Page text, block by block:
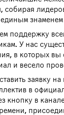
собирая
единым
поддержку
У нас
в которых вы
и весело
заявку
в
кнопку в